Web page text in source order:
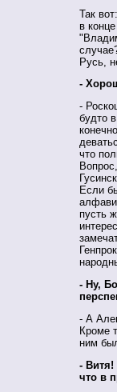
Так
в
Русь,
-
-
будто
что
Если
пусть
- Ну,
- А
Кроме
ним
-
что в